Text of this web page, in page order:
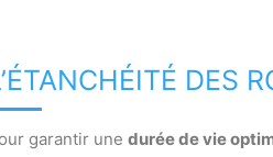
DES
garantir une durée de vie